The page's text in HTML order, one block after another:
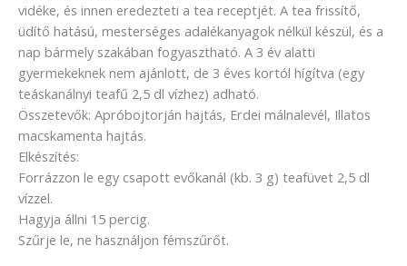
vidéke, és innen eredezteti a tea receptjét. A tea frissítő,
üdítő hatású, mesterséges adalékanyagok nélkül készül, és a
nap bármely szakában fogyasztható. A 3 év alatti
gyermekeknek nem ajánlott, de 3 éves kortól hígítva (egy
teáskanálnyi teafű 2,5 dl vízhez) adható.
Összetevők: Apróbojtorján hajtás, Erdei málnalevél, Illatos
macskamenta hajtás.
Elkészítés:
Forrázzon le egy csapott evőkanál (kb. 3 g) teafüvet 2,5 dl
vízzel.
Hagyja állni 15 percig.
Szűrje le, ne használjon fémszűrőt.